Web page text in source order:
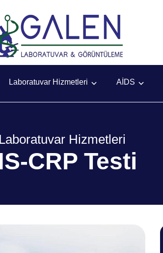
Laboratuvar Hizmetleri AİDS
Laboratuvar Hizmetleri
CRP Testi